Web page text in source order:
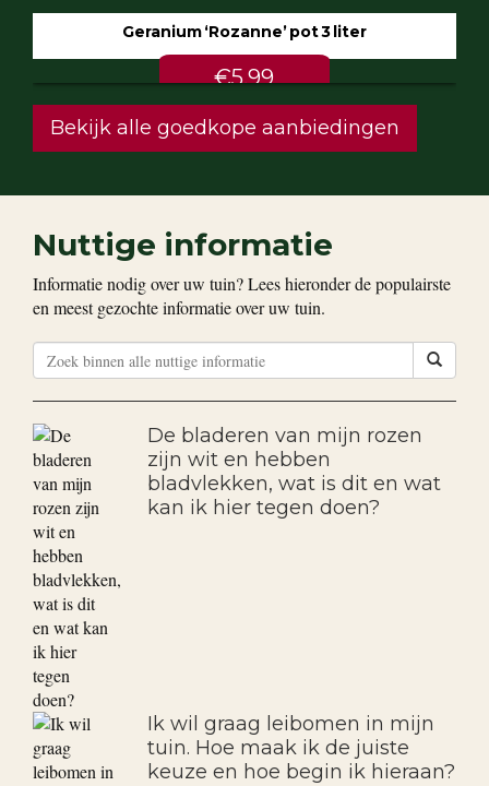
Geranium ‘Rozanne’ pot 3 liter
€5.99
Bekijk alle goedkope aanbiedingen
Nuttige informatie
Informatie nodig over uw tuin? Lees hieronder de populairste
en meest gezochte informatie over uw tuin.
De bladeren van mijn rozen
zijn wit en hebben
bladvlekken, wat is dit en wat
kan ik hier tegen doen?
Ik wil graag leibomen in mijn
tuin. Hoe maak ik de juiste
keuze en hoe begin ik hieraan?